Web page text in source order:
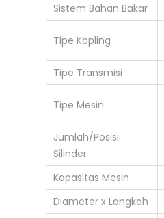
Sistem Bahan Bakar
Tipe Kopling
Tipe Transmisi
Tipe Mesin
Jumlah/Posisi
Silinder
Kapasitas Mesin
Diameter x Langkah